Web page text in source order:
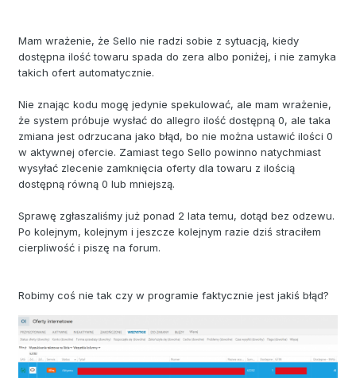
Mam wrażenie, że Sello nie radzi sobie z sytuacją, kiedy
dostępna ilość towaru spada do zera albo poniżej, i nie zamyka
takich ofert automatycznie.
Nie znając kodu mogę jedynie spekulować, ale mam wrażenie,
że system próbuje wysłać do allegro ilość dostępną 0, ale taka
zmiana jest odrzucana jako błąd, bo nie można ustawić ilości 0
w aktywnej ofercie. Zamiast tego Sello powinno natychmiast
wysyłać zlecenie zamknięcia oferty dla towaru z ilością
dostępną równą 0 lub mniejszą.
Sprawę zgłaszaliśmy już ponad 2 lata temu, dotąd bez odzewu.
Po kolejnym, kolejnym i jeszcze kolejnym razie dziś straciłem
cierpliwość i piszę na forum.
Robimy coś nie tak czy w programie faktycznie jest jakiś błąd?